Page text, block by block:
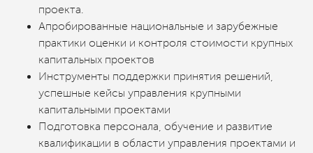
проекта.
Апробированные национальные и зарубежные
практики оценки и контроля стоимости крупных
капитальных проектов
Инструменты поддержки принятия решений,
успешные кейсы управления крупными
капитальными проектами
Подготовка персонала, обучение и развитие
квалификации в области управления проектами и